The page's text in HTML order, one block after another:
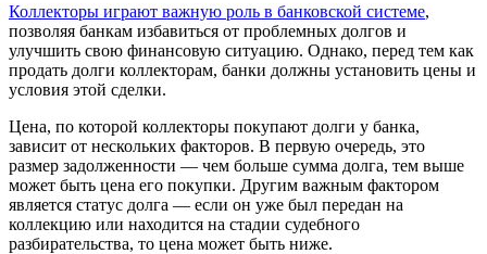
Коллекторы играют важную роль в банковской системе,
позволяя банкам избавиться от проблемных долгов и
улучшить свою финансовую ситуацию. Однако, перед тем как
продать долги коллекторам, банки должны установить цены и
условия этой сделки.
Цена, по которой коллекторы покупают долги у банка,
зависит от нескольких факторов. В первую очередь, это
размер задолженности — чем больше сумма долга, тем выше
может быть цена его покупки. Другим важным фактором
является статус долга — если он уже был передан на
коллекцию или находится на стадии судебного
разбирательства, то цена может быть ниже.